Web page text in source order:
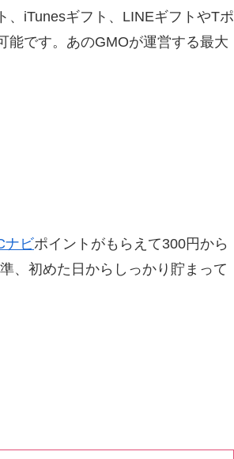
、iTunesギフト、LINEギフトやTポ
能です。あのGMOが運営する最大
ナビポイントがもらえて300円から
、初めた日からしっかり貯まって